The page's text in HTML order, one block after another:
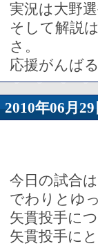
実況は大野
そして解説
さ。
応援がんば
2010年06
今日の試合
でわりとゆ
矢貫投手に
矢貫投手に